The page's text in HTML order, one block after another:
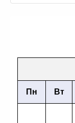
Пн Вт